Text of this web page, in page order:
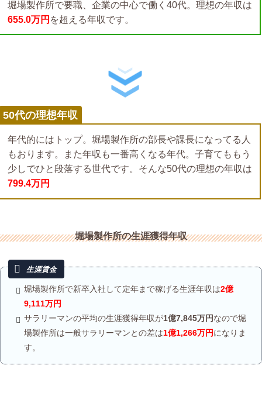
堀場製作所で要職、企業の中心で働く40代。理想の年収は
655.0万円 を超える年収です。
50代の理想年収
年代的にはトップ。堀場製作所の部長や課長になってる人
もおります。また年収も一番高くなる年代。子育てももう
少しでひと段落する世代です。そんな50代の理想の年収は
799.4万円
堀場製作所の生涯獲得年収
堀場製作所で新卒入社して定年まで稼げる生涯年収は2億
9,111万円
サラリーマンの平均の生涯獲得年収が1億7,845万円なので堀
場製作所は一般サラリーマンとの差は1億1,266万円になりま
す。